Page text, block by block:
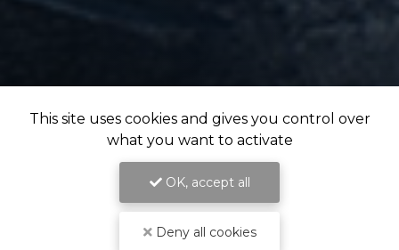
This site uses cookies and gives you control over
what you want to activate
OK, accept all
Deny all cookies